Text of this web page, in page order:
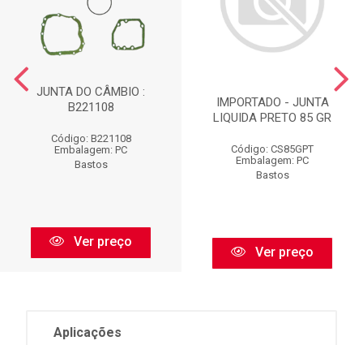
JUNTA DO CÂMBIO :
B221108
Código: B221108
Embalagem: PC
Bastos
Ver preço
IMPORTADO - JUNTA
LIQUIDA PRETO 85 GR
Código: CS85GPT
Embalagem: PC
Bastos
Ver preço
Aplicações